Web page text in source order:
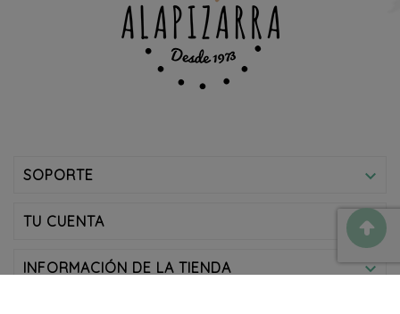
SOPORTE 
TU CUENTA 
INFORMACIÓN DE LA TIENDA 